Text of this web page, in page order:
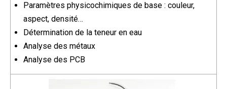
Paramètres physicochimiques de base : couleur,
aspect, densité…
Détermination de la teneur en eau
Analyse des métaux
Analyse des PCB